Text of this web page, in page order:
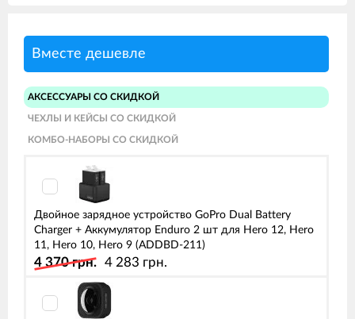
Вместе дешевле
АКСЕССУАРЫ СО СКИДКОЙ
ЧЕХЛЫ И КЕЙСЫ СО СКИДКОЙ
КОМБО-НАБОРЫ СО СКИДКОЙ
Двойное зарядное устройство GoPro Dual Battery
Charger + Аккумулятор Enduro 2 шт для Hero 12, Hero
11, Hero 10, Hero 9 (ADDBD-211)
4 370 грн. 4 283 грн.